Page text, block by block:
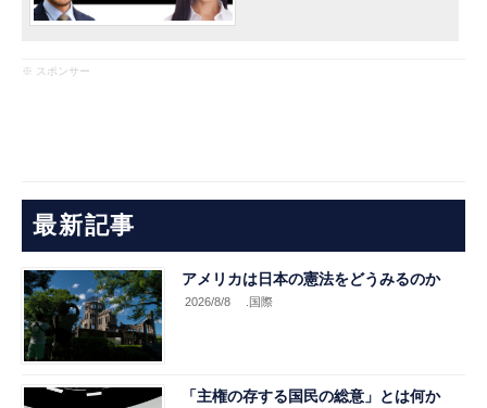
※ スポンサー
最新記事
アメリカは日本の憲法をどうみるのか
2026/8/8 .国際
「主権の存する国民の総意」とは何か